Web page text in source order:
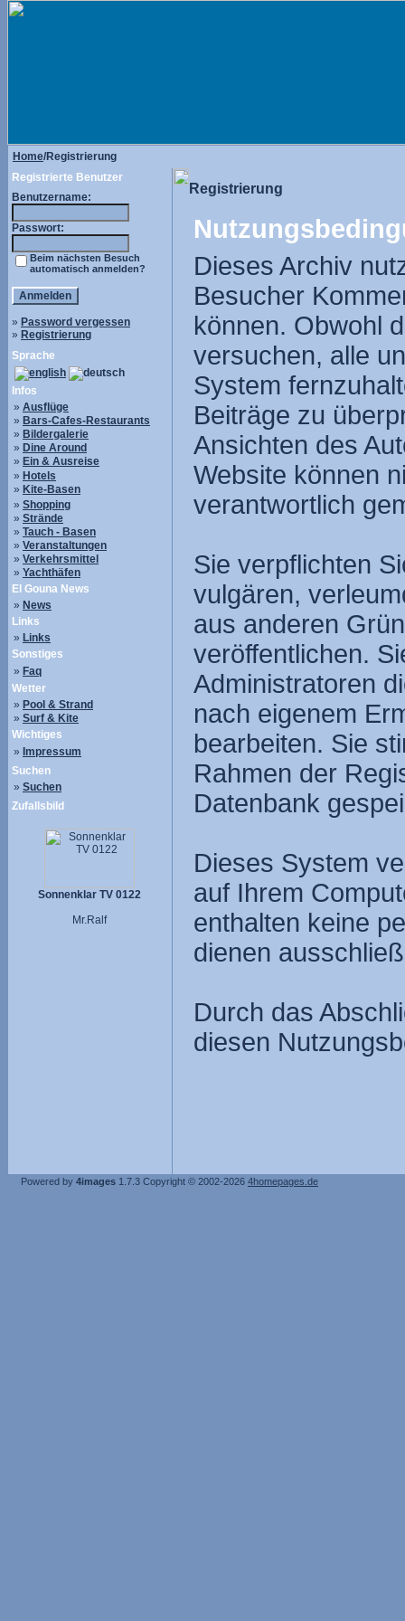
Home/Registrierung
Registrierte Benutzer
Benutzername:
Passwort:
Beim nächsten Besuch
automatisch anmelden?
» Password vergessen
» Registrierung
Sprache
Infos
» Ausflüge
» Bars-Cafes-Restaurants
» Bildergalerie
» Dine Around
» Ein & Ausreise
» Hotels
» Kite-Basen
» Shopping
» Strände
» Tauch - Basen
» Veranstaltungen
» Verkehrsmittel
» Yachthäfen
El Gouna News
» News
Links
» Links
Sonstiges
» Faq
Wetter
» Pool & Strand
» Surf & Kite
Wichtiges
» Impressum
Suchen
» Suchen
Zufallsbild
Sonnenklar TV 0122
Mr.Ralf
Registrierung
Dieses Archiv
Besucher
können. Obwohl
versuchen, alle
System
Beiträge zu
Ansichten des
Website können
verantwortlich
Sie verpflichten
vulgären,
aus anderen
veröffentlichen.
Administratoren
nach eigenem
bearbeiten. Sie
Rahmen der
Datenbank
Dieses System
auf Ihrem
enthalten keine
dienen
Durch das
diesen
Powered by 4images 1.7.3 Copyright © 2002-2026 4homepages.de